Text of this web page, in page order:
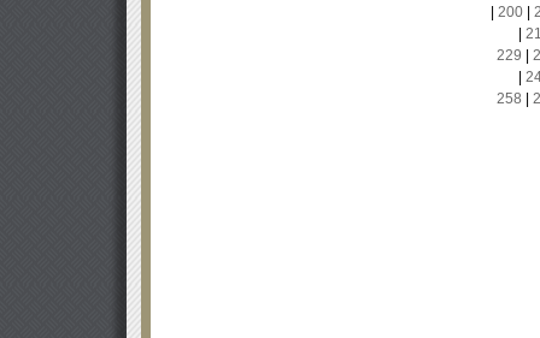
200|
229
258